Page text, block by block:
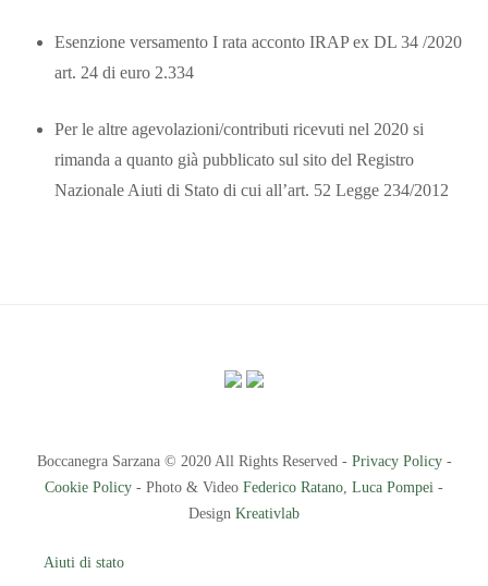
Esenzione versamento I rata acconto IRAP ex DL 34 /2020
art. 24 di euro 2.334
Per le altre agevolazioni/contributi ricevuti nel 2020 si
rimanda a quanto già pubblicato sul sito del Registro
Nazionale Aiuti di Stato di cui all’art. 52 Legge 234/2012
Boccanegra Sarzana © 2020 All Rights Reserved - Privacy Policy-
Cookie Policy - Photo & Video Federico Ratano, Luca Pompei -
Design Kreativlab
Aiuti di stato